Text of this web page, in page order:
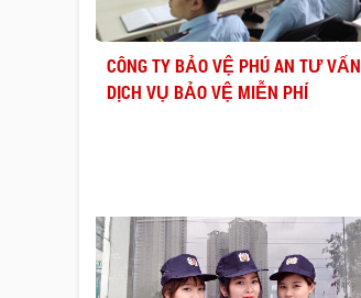
CÔNG TY BẢO VỆ PHÚ AN TƯ VẤN
DỊCH VỤ BẢO VỆ MIỄN PHÍ